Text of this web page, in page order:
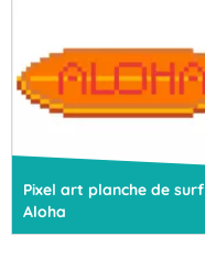
Pixel art planche de surf
Aloha